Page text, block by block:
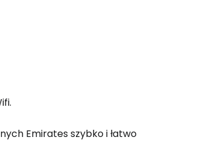
Emirates szybko i łatwo